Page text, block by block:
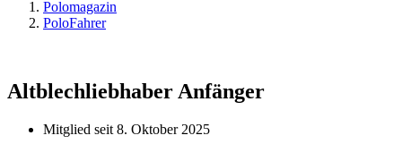
Polomagazin
PoloFahrer
Altblechliebhaber Anfänger
Mitglied seit 8. Oktober 2025